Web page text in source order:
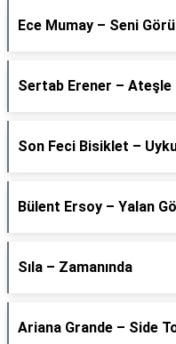
Ece Mumay – Seni
Sertab Erener – Ateşle
Son Feci Bisiklet –
Bülent Ersoy – Yalan
Sıla – Zamanında
Ariana Grande – Side